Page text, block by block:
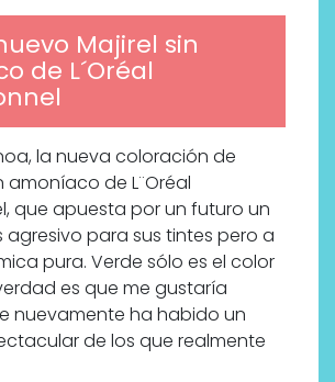
Majirel sin
de L´Oréal
la nueva coloración de
amoníaco de L¨Oréal
que apuesta por un futuro un
para sus tintes pero a
pura. Verde sólo es el color
es que me gustaría
nuevamente ha habido un
de los que realmente